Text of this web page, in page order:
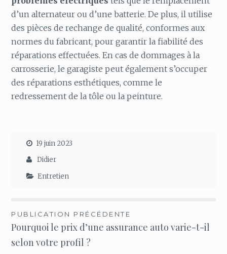
d’un alternateur ou d’une batterie. De plus, il utilise
des pièces de rechange de qualité, conformes aux
normes du fabricant, pour garantir la fiabilité des
réparations effectuées. En cas de dommages à la
carrosserie, le garagiste peut également s’occuper
des réparations esthétiques, comme le
redressement de la tôle ou la peinture.
19 juin 2023
Didier
Entretien
Navigation
de
PUBLICATION PRÉCÉDENTE
Pourquoi le prix d’une assurance auto varie-t-il
selon votre profil ?